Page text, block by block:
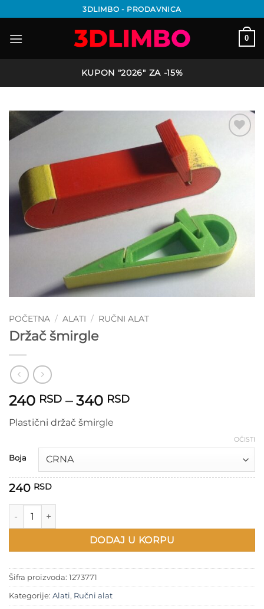
na
sadržaj
3DLIMBO - PRODAVNICA
0
KUPON "2026" ZA -15%
POČETNA / ALATI / RUČNI ALAT
Držač šmirgle
240 RSD – 340 RSDRaspon
340 RSD
Plastični držač šmirgle
Boja
OČISTI
240 RSD
Držač šmirgle količina
DODAJ U KORPU
Šifra proizvoda: 1273771
Kategorije: Alati, Ručni alat